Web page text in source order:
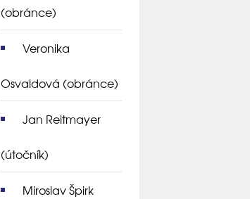
(obránce)
Veronika
Osvaldová (obránce)
Jan Reitmayer
(útočník)
Miroslav Špirk